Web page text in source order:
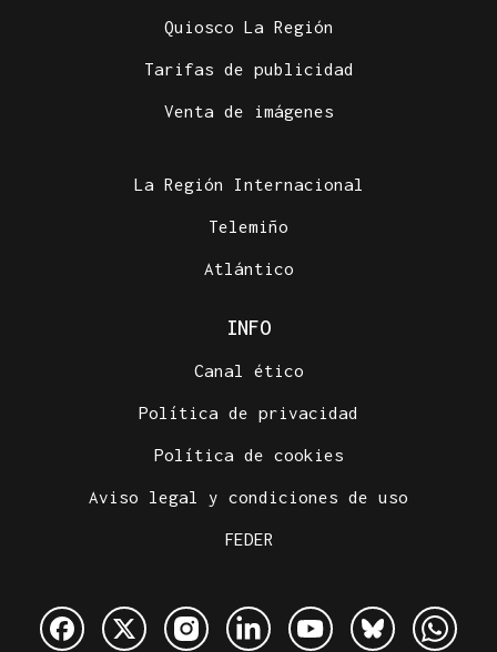
Quiosco La Región
Tarifas de publicidad
Venta de imágenes
La Región Internacional
Telemiño
Atlántico
INFO
Canal ético
Política de privacidad
Política de cookies
Aviso legal y condiciones de uso
FEDER